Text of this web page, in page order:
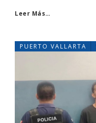
Leer Más…
PUERTO VALLARTA